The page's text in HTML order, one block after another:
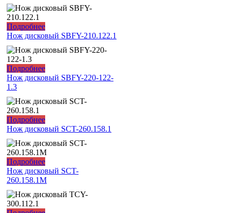
Подробнее
Нож дисковый SBFY-210.122.1
Подробнее
Нож дисковый SBFY-220-122-
1.3
Подробнее
Нож дисковый SCT-260.158.1
Подробнее
Нож дисковый SCT-
260.158.1M